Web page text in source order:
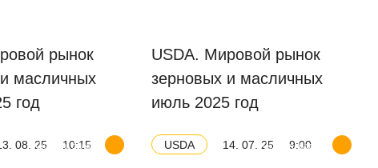
рынок
масличных
год
08. 25 10:15
Скачать баланс
USDA. Мировой рынок
зерновых и масличных
июль 2025 год
USDA 14. 07. 25 9:00
Скачать баланс